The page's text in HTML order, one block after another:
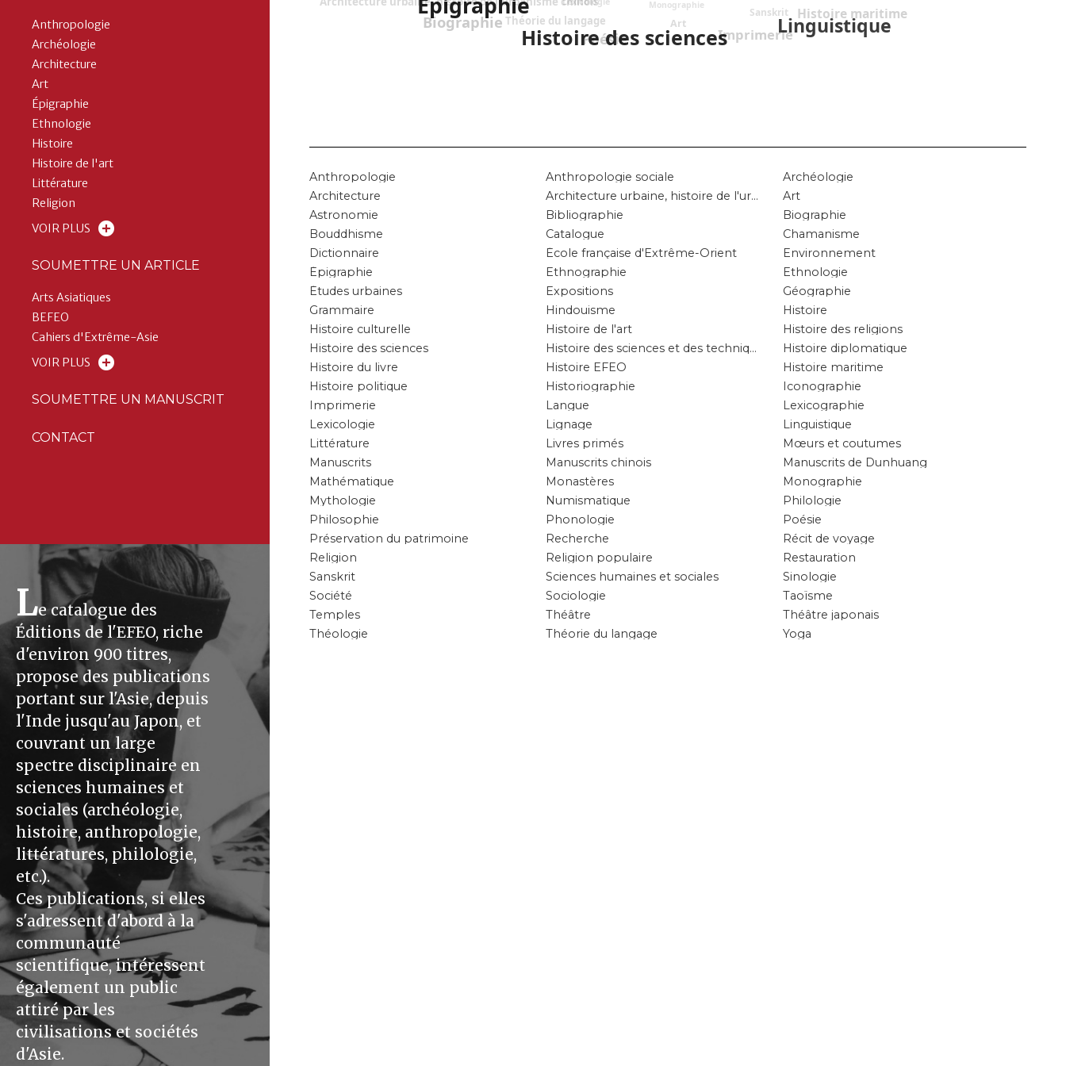
Anthropologie
Archéologie
Architecture
Art
Épigraphie
Ethnologie
Histoire
Histoire de l'art
Littérature
Religion
VOIR PLUS
SOUMETTRE UN ARTICLE
Arts Asiatiques
BEFEO
Cahiers d'Extrême-Asie
VOIR PLUS
SOUMETTRE UN MANUSCRIT
CONTACT
Le catalogue des
Éditions de l'EFEO, riche
d'environ 900 titres,
propose des publications
portant sur l'Asie, depuis
l'Inde jusqu'au Japon, et
couvrant un large
spectre disciplinaire en
sciences humaines et
sociales (archéologie,
histoire, anthropologie,
littératures, philologie,
etc.).
Ces publications, si elles
s'adressent d'abord à la
communauté
scientifique, intéressent
également un public
attiré par les
civilisations et sociétés
d'Asie.
Histoire des sciences Linguistique
Biographie
Poésie Imprimerie
Histoire maritime
Théorie du langage
Art
Sanskrit
Monographie
Anthropologie Anthropologie sociale
Archéologie
Architecture
Architecture urbaine, histoire de l'urbanisme chinois
Art
Astronomie
Bibliographie
Biographie
Bouddhisme
Catalogue
Chamanisme
Dictionnaire
École française d'Extrême-Orient
Environnement
Épigraphie
Ethnographie
Ethnologie
Études urbaines
Expositions
Géographie
Grammaire
Hindouisme
Histoire
Histoire culturelle
Histoire de l'art
Histoire des religions
Histoire des sciences
Histoire des sciences et des techniques
Histoire diplomatique
Histoire du livre
Histoire EFEO
Histoire maritime
Histoire politique
Historiographie
Iconographie
Imprimerie
Langue
Lexicographie
Lexicologie
Lignage
Linguistique
Littérature
Livres primés
Mœurs et coutumes
Manuscrits
Manuscrits chinois
Manuscrits de Dunhuang
Mathématique
Monastères
Monographie
Mythologie
Numismatique
Philologie
Philosophie
Phonologie
Poésie
Préservation du patrimoine
Recherche
Récit de voyage
Religion
Religion populaire
Restauration
Sanskrit
Sciences humaines et sociales
Sinologie
Société
Sociologie
Taoïsme
Temples
Théâtre
Théâtre japonais
Théologie
Théorie du langage Yoga